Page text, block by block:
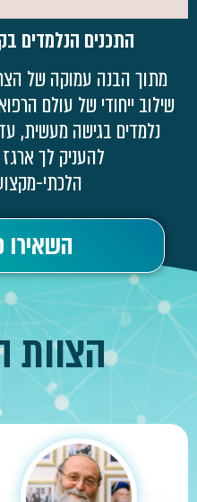
התכנים הנלמדים
מתוך הבנה עמוקה של
שילוב ייחודי של עולם
נלמדים בגישה מעשית,
להעניק לך
הלכתי-
השאירו
הצוות